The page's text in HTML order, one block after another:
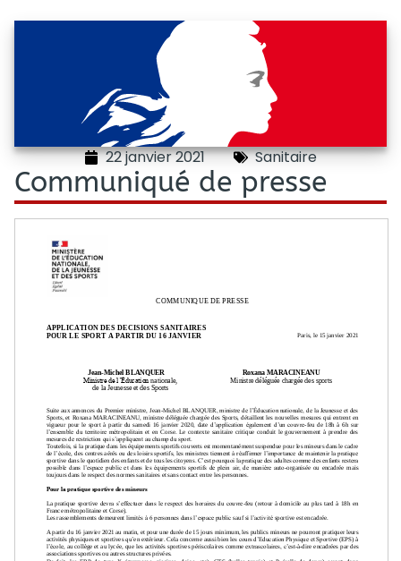
22 janvier 2021 Sanitaire
Communiqué de presse